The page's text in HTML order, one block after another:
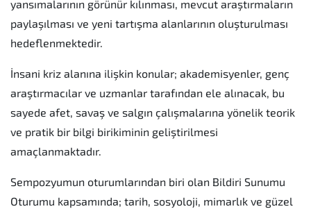
yansımalarının görünür kılınması, mevcut araştırmaların
paylaşılması ve yeni tartışma alanlarının oluşturulması
hedeflenmektedir.
İnsani kriz alanına ilişkin konular; akademisyenler, genç
araştırmacılar ve uzmanlar tarafından ele alınacak, bu
sayede afet, savaş ve salgın çalışmalarına yönelik teorik
ve pratik bir bilgi birikiminin geliştirilmesi
amaçlanmaktadır.
Sempozyumun oturumlarından biri olan Bildiri Sunumu
Oturumu kapsamında; tarih, sosyoloji, mimarlık ve güzel